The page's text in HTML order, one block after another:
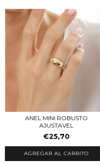
ANEL MINI ROBUSTO
AJUSTAVEL
€25,70
AGREGAR AL CARRITO